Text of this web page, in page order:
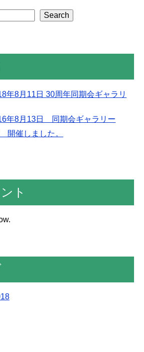
Search
年8月11日 30周年同期会ギャラリ
年8月13日 同期会ギャラリー
催しました。
ト